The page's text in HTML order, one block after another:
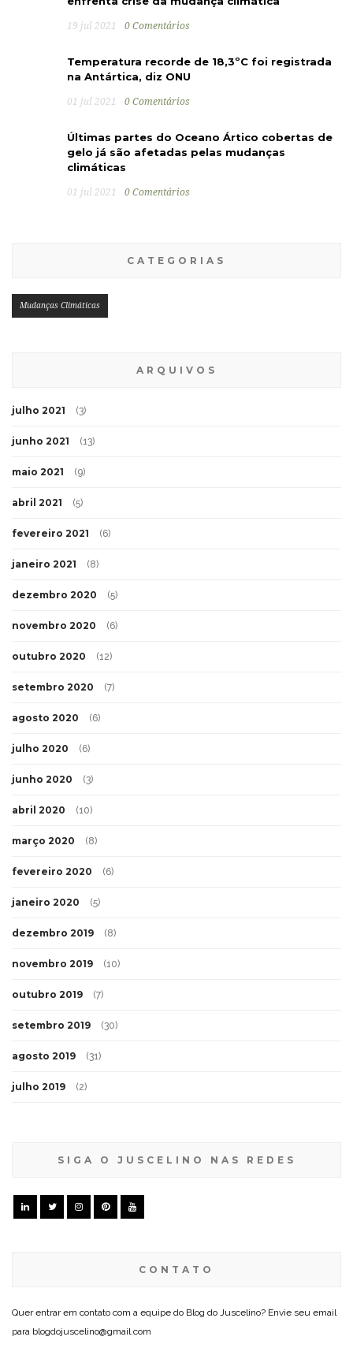
19 jul 2021 0 Comentários
Temperatura recorde de 18,3ºC foi registrada
na Antártica, diz ONU
01 jul 2021 0 Comentários
Últimas partes do Oceano Ártico cobertas de
gelo já são afetadas pelas mudanças
climáticas
01 jul 2021 0 Comentários
CATEGORIAS
Mudanças Climáticas
ARQUIVOS
julho 2021 (3)
junho 2021 (13)
maio 2021 (9)
abril 2021 (5)
fevereiro 2021 (6)
janeiro 2021 (8)
dezembro 2020 (5)
novembro 2020 (6)
outubro 2020 (12)
setembro 2020 (7)
agosto 2020 (6)
julho 2020 (6)
junho 2020 (3)
abril 2020 (10)
março 2020 (8)
fevereiro 2020 (6)
janeiro 2020 (5)
dezembro 2019 (8)
novembro 2019 (10)
outubro 2019 (7)
setembro 2019 (30)
agosto 2019 (31)
julho 2019 (2)
SIGA O JUSCELINO NAS REDES
CONTATO
Quer entrar em contato com a equipe do Blog do Juscelino? Envie seu email
para blogdojuscelino@gmail.com